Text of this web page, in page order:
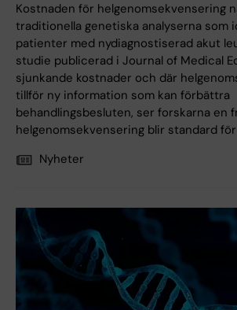
Kostnaden för helgenomsekvensering
traditionella genetiska analyserna som
patienter med nydiagnostiserad akut
studie publicerad i Journal of Medical
sjunkande kostnader och där
tillför ny information som kan förbättra
behandlingsbesluten, ser forskarna en
helgenomsekvensering blir standard
Nyheter